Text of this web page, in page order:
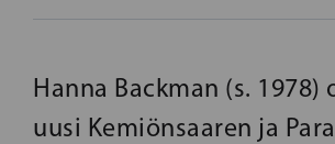
Hanna Backman (s. 1978)
uusi Kemiönsaaren ja